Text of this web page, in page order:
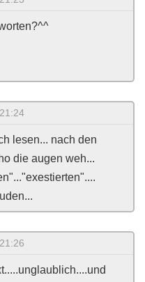
lesen... nach den
die augen weh...